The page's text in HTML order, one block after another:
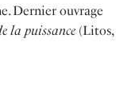
Dernier ouvrage
la puissance (Litos,